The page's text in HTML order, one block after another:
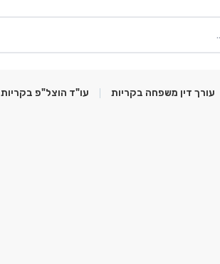
עורך דין משפחה בקריות עו"ד הוצל"פ בקריות